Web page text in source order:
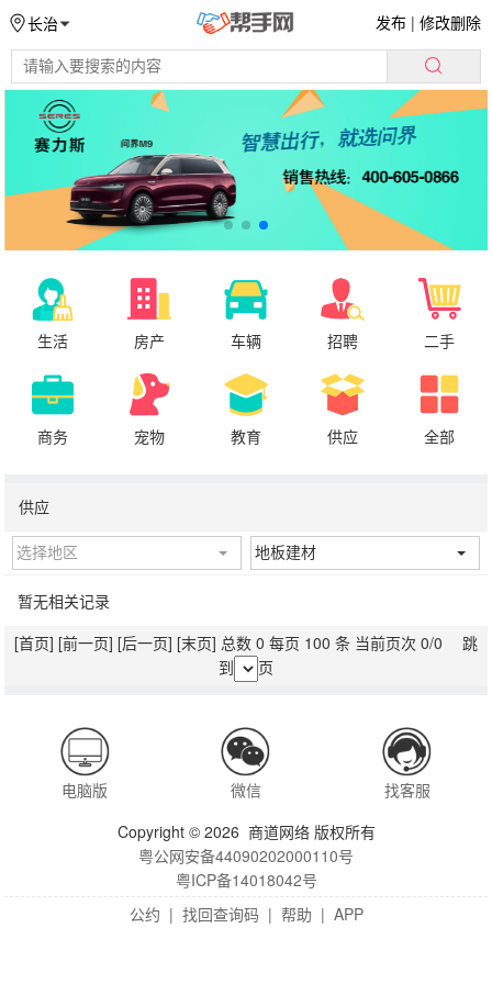
长治 发布 |修改删除
生活 房产 车辆 招聘 二手
商务 宠物 教育 供应 全部
供应
选择地区 地板建材
暂无相关记录
[首页] [前一页] [后一页] [末页] 总数 0 每页 100 条 当前页次 0/0 跳
到
页
电脑版 微信
找客服
Copyright © 2026 商道网络 版权所有
粤公网安备44090202000110号
粤ICP备14018042号
公约 | 找回查询码 | 帮助 | APP